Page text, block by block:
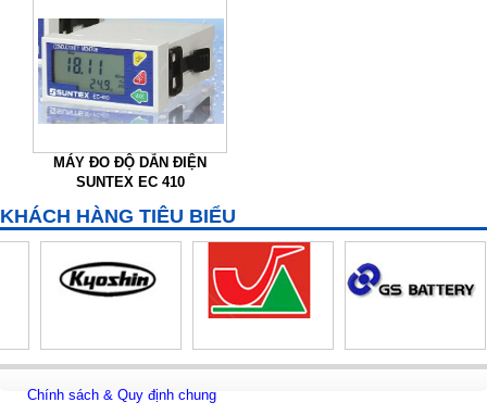
MÁY ĐO ĐỘ DẪN ĐIỆN
SUNTEX EC 410
KHÁCH HÀNG TIÊU BIỂU
Chính sách & Quy định chung